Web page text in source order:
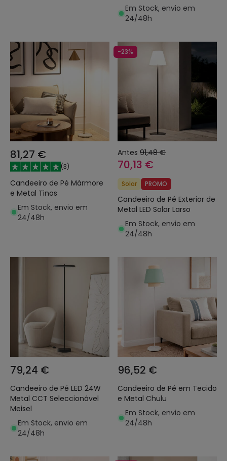
Em Stock, envio em
24/48h
81,27 €
(3)
Candeeiro de Pé Mármore
e Metal Tinos
Em Stock, envio em
24/48h
-23%
Antes 91,48 €
70,13 €
Solar PROMO
Candeeiro de Pé Exterior de
Metal LED Solar Larso
Em Stock, envio em
24/48h
79,24 €
Candeeiro de Pé LED 24W
Metal CCT Seleccionável
Meisel
Em Stock, envio em
24/48h
96,52 €
Candeeiro de Pé em Tecido
e Metal Chulu
Em Stock, envio em
24/48h